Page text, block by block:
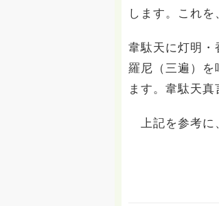
します。これを
韋駄天に灯明・
羅尼（三遍）を
ます。韋駄天
上記を参考に